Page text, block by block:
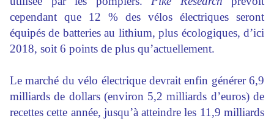
cependant que 12 % des vélos électriques seront
équipés de batteries au lithium, plus écologiques, d’ici
2018, soit 6 points de plus qu’actuellement.
Le marché du vélo électrique devrait enfin générer 6,9
milliards de dollars (environ 5,2 milliards d’euros) de
recettes cette année, jusqu’à atteindre les 11,9 milliards